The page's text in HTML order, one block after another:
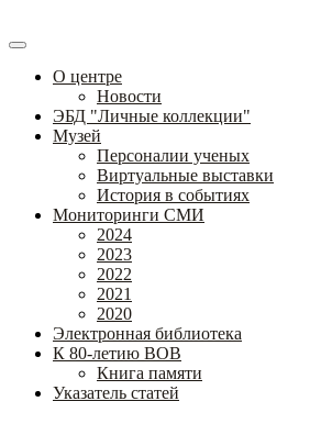
О центре
Новости
ЭБД "Личные коллекции"
Музей
Персоналии ученых
Виртуальные выставки
История в событиях
Мониторинги СМИ
2024
2023
2022
2021
2020
Электронная библиотека
К 80-летию ВОВ
Книга памяти
Указатель статей